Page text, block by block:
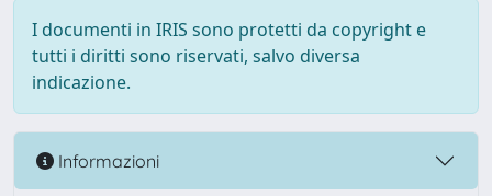
I documenti in IRIS sono protetti da copyright e
tutti i diritti sono riservati, salvo diversa
indicazione.
Informazioni